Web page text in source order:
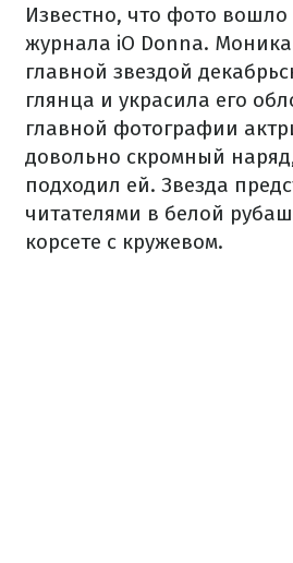
Известно, что фото
журнала iO Donna.
главной звездой
глянца и украсила его
главной фотографии
довольно скромный
подходил ей. Звезда
читателями в белой
корсете с кружевом.